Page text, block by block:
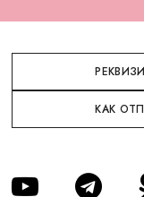
КАК